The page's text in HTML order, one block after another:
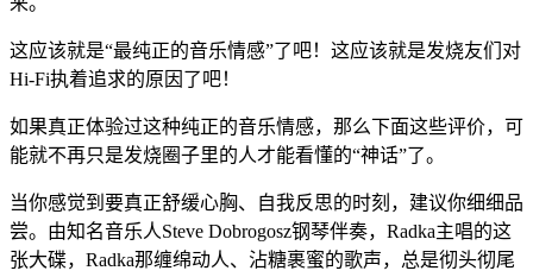
这应该就是“最纯正的音乐情感”了吧！这应该就是发烧友们对
Hi-Fi执着追求的原因了吧！
如果真正体验过这种纯正的音乐情感，那么下面这些评价，可
能就不再只是发烧圈子里的人才能看懂的“神话”了。
当你感觉到要真正舒缓心胸、自我反思的时刻，建议你细细品
尝。由知名音乐人Steve Dobrogosz钢琴伴奏，Radka主唱的这
张大碟，Radka那缠绵动人、沾糖裹蜜的歌声，总是彻头彻尾